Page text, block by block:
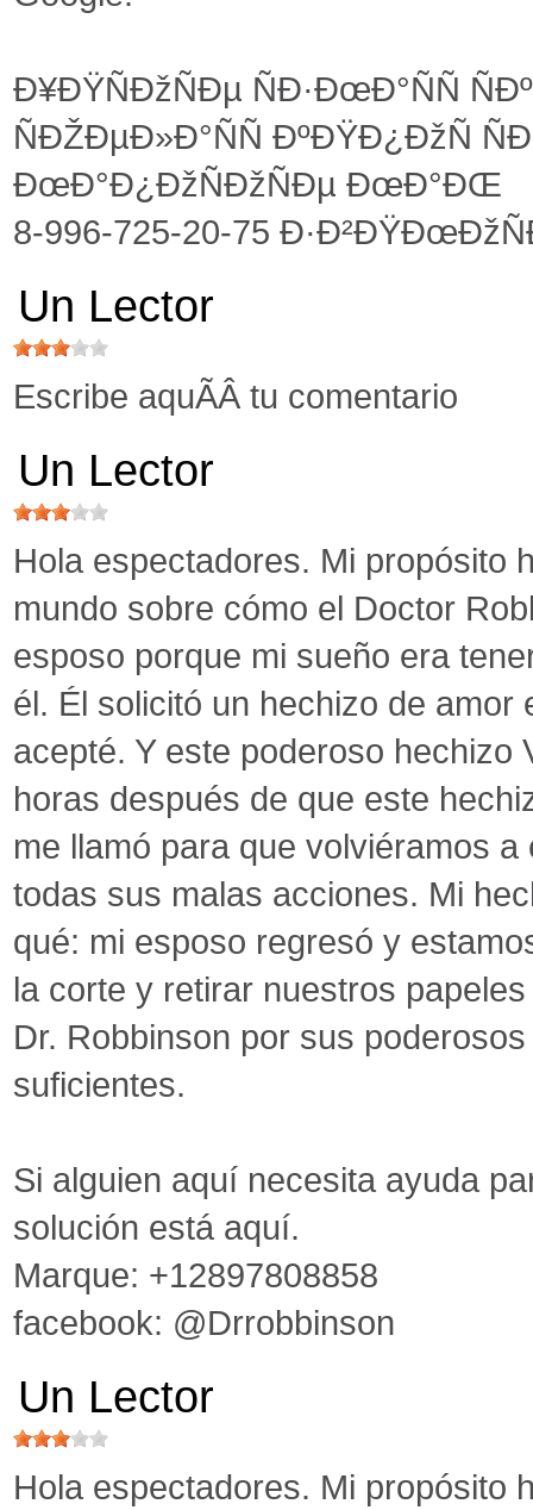
Ð¥ÐŸÑÐžÑÐµ ÑÐ·ÐœÐ°ÑÑ
ÑÐŽÐµÐ»Ð°ÑÑ ÐºÐŸÐ¿ÐžÑ
ÐœÐ°Ð¿ÐžÑÐžÑÐµ ÐœÐ°ÐŒ
8-996-725-20-75
Un Lector
Escribe aquÃÂ­ tu comentario
Un Lector
Hola espectadores. Mi propósito
mundo sobre cómo el Doctor
esposo porque mi sueño era
él. Él solicitó un hechizo de
acepté. Y este poderoso hechizo
horas después de que este
me llamó para que volviéramos
todas sus malas acciones. Mi
qué: mi esposo regresó y
la corte y retirar nuestros
Dr. Robbinson por sus
suficientes.
Si alguien aquí necesita ayuda
solución está aquí.
Marque: +12897808858
facebook: @Drrobbinson
Un Lector
Hola espectadores. Mi propósito